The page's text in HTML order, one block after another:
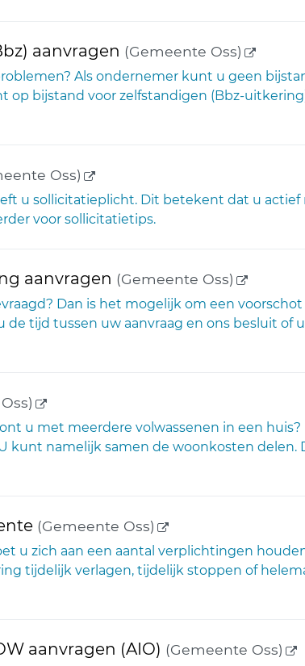
aanvragen (Gemeente Oss)
Als ondernemer kunt u geen
op bijstand voor zelfstandigen (Bbz-
Oss) (externe link)
u sollicitatieplicht. Dit betekent dat u actief
voor sollicitatietips.
aanvragen (Gemeente Oss) (externe
Dan is het mogelijk om een
tijd tussen uw aanvraag en ons besluit of
(externe link)
u met meerdere volwassenen in een huis?
kunt namelijk samen de woonkosten delen.
(Gemeente Oss) (externe link)
u zich aan een aantal verplichtingen
tijdelijk verlagen, tijdelijk stoppen of
aanvragen (AIO) (Gemeente Oss)